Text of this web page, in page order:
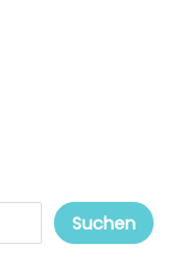
Suchen